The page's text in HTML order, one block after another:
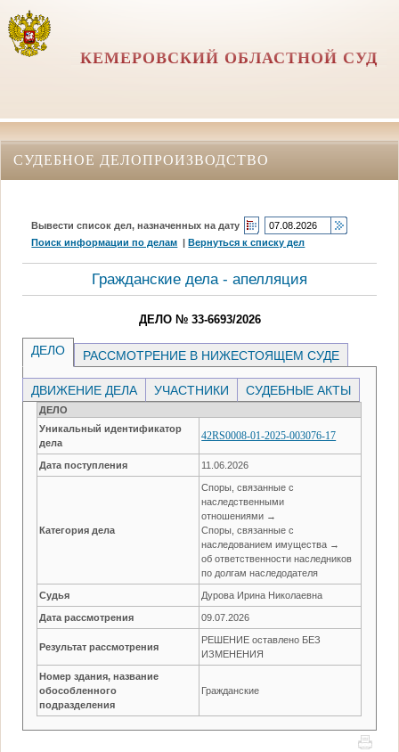
КЕМЕРОВСКИЙ ОБЛАСТНОЙ СУД
СУДЕБНОЕ ДЕЛОПРОИЗВОДСТВО
Вывести список дел, назначенных на дату
Поиск информации по делам |Вернуться к списку дел
Гражданские дела - апелляция
ДЕЛО № 33-6693/2026
ДЕЛО РАССМОТРЕНИЕ В НИЖЕСТОЯЩЕМ СУДЕ
ДВИЖЕНИЕ ДЕЛА УЧАСТНИКИ СУДЕБНЫЕ АКТЫ
ДЕЛО
Уникальный идентификатор
дела
42RS0008-01-2025-003076-17
Дата поступления 11.06.2026
Категория дела
Споры, связанные с
наследственными
отношениями →
Споры, связанные с
наследованием имущества →
об ответственности наследников
по долгам наследодателя
Судья Дурова Ирина Николаевна
Дата рассмотрения 09.07.2026
Результат рассмотрения
РЕШЕНИЕ оставлено БЕЗ
ИЗМЕНЕНИЯ
Номер здания, название
обособленного
подразделения
Гражданские